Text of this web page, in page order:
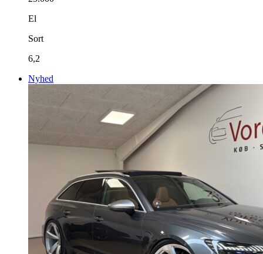
El
Sort
6,2
Nyhed